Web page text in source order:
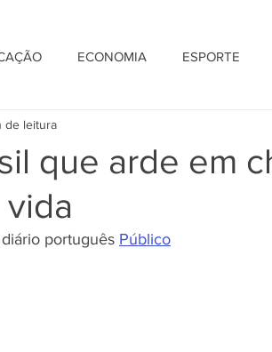
ECONOMIA ESPORTE
HUMANOS
que arde em
de leitura
português Público